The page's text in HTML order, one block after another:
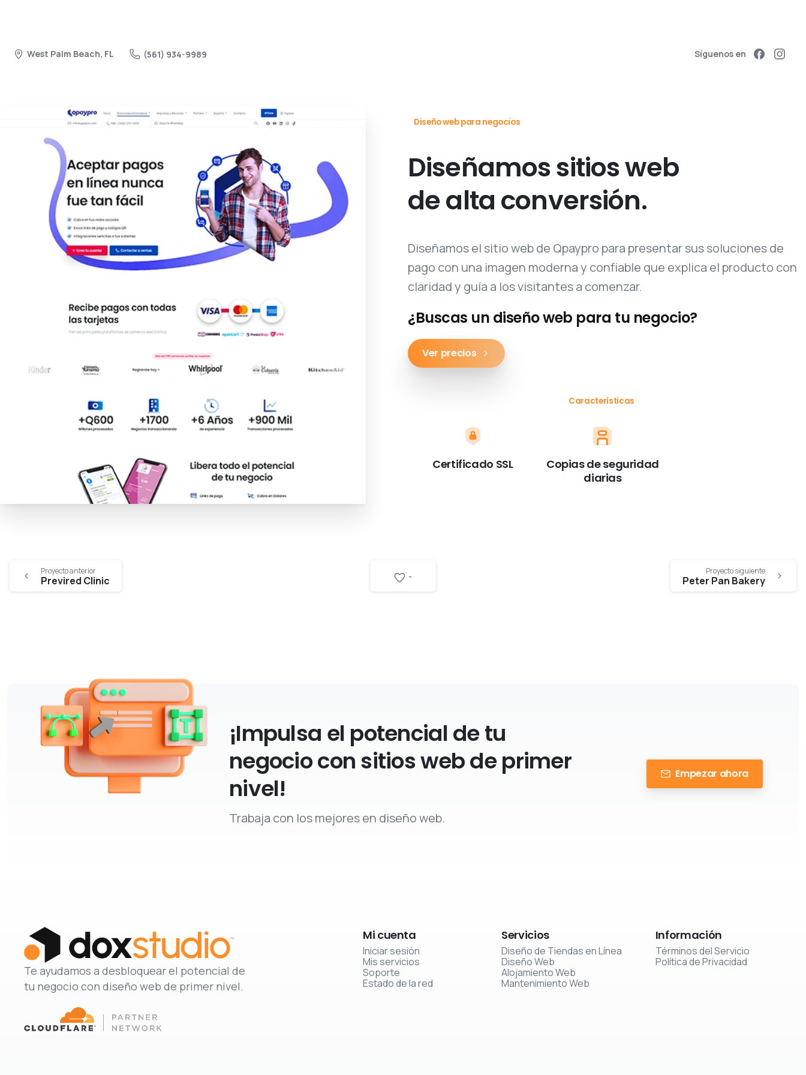
West Palm Beach, FL (561) 934-9989 Síguenos en
Diseño web para negocios
Diseñamos sitios web
de alta conversión.
Diseñamos el sitio web de Qpaypro para presentar sus soluciones de
pago con una imagen moderna y confiable que explica el producto con
claridad y guía a los visitantes a comenzar.
¿Buscas un diseño web para tu negocio?
Ver precios
Características
Certificado SSL
Copias de seguridad
diarias
Proyecto anterior
Previred Clinic
Proyecto siguiente
Peter Pan Bakery
-
¡Impulsa el potencial de tu
negocio con sitios web de primer
nivel!
Trabaja con los mejores en diseño web.
Empezar ahora
Te ayudamos a desbloquear el potencial de
tu negocio con diseño web de primer nivel.
Mi cuenta
Iniciar sesión
Mis servicios
Soporte
Estado de la red
Servicios
Diseño de Tiendas en Línea
Diseño Web
Alojamiento Web
Mantenimiento Web
Información
Términos del Servicio
Política de Privacidad